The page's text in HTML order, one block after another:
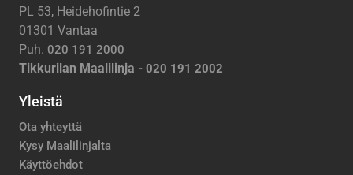
PL 53, Heidehofintie 2
01301 Vantaa
Puh. 020 191 2000
Tikkurilan Maalilinja - 020 191 2002
Yleistä
Ota yhteyttä
Kysy Maalilinjalta
Käyttöehdot